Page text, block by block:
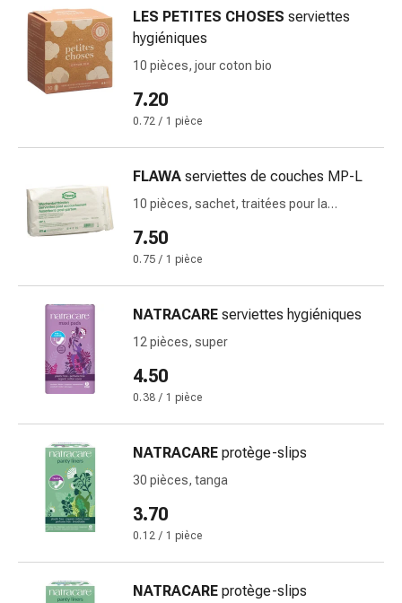
de
fixation
Gazes
Bandes
compression
de
pansement,
tapes
accessoires
Pansements
tubulaires
Matériel
pansement
Brûlures
coups
soleil
changement
LES PETITES CHOSES serviettes
hygiéniques
10 pièces, jour coton bio
7.20
0.72 / 1 pièce
FLAWA serviettes de couches MP-L
10 pièces, sachet, traitées pour la
7.50
0.75 / 1 pièce
NATRACARE serviettes hygiéniques
12 pièces, super
4.50
0.38 / 1 pièce
NATRACARE protège-slips
30 pièces, tanga
3.70
0.12 / 1 pièce
NATRACARE protège-slips